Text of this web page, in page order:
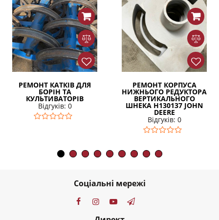
РЕМОНТ КАТКІВ ДЛЯ
БОРІН ТА
КУЛЬТИВАТОРІВ
Відгуків: 0
РЕМОНТ КОРПУСА
НИЖНЬОГО РЕДУКТОРА
ВЕРТИКАЛЬНОГО
ШНЕКА H130137 JOHN
DEERE
Відгуків: 0
Соціальні мережі